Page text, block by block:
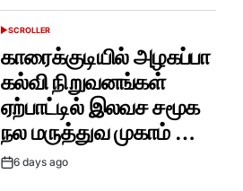
POSTED
SCROLLER
காரைக்குடியில் அழகப்பா
கல்வி நிறுவனங்கள்
ஏற்பாட்டில் இலவச சமூக
நல மருத்துவ முகாம் …
Post6 days ago